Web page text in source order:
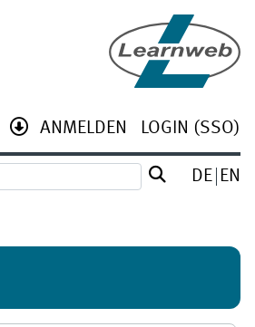
ANMELDEN LOGIN (SSO)
DE EN